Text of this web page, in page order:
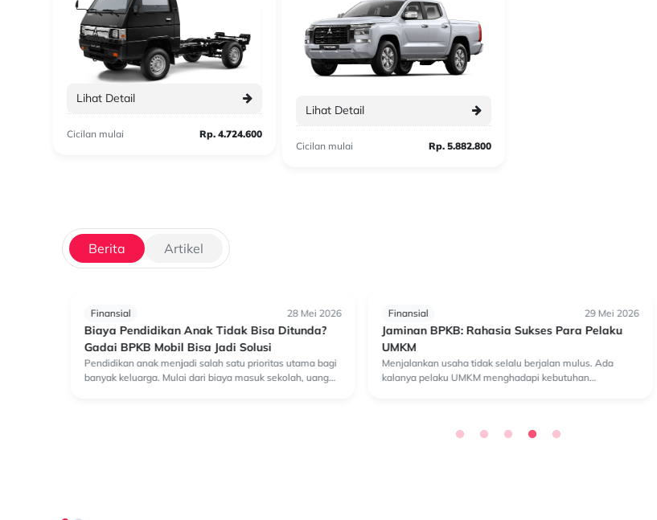
Lihat Detail
Cicilan mulai Rp. 4.724.600
Lihat Detail
Cicilan mulai Rp. 5.882.800
Berita Artikel
Finansial 28 Mei 2026
Biaya Pendidikan Anak Tidak Bisa Ditunda?
Gadai BPKB Mobil Bisa Jadi Solusi
Pendidikan anak menjadi salah satu prioritas utama bagi
banyak keluarga. Mulai dari biaya masuk sekolah, uang
Finansial 29 Mei 2026
Jaminan BPKB: Rahasia Sukses Para Pelaku
UMKM
Menjalankan usaha tidak selalu berjalan mulus. Ada
kalanya pelaku UMKM menghadapi kebutuhan